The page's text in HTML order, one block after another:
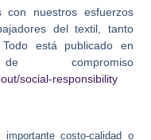
con nuestros esfuerzos
del textil, tanto
está publicado en
compromiso
social-responsibility
costo-calidad o